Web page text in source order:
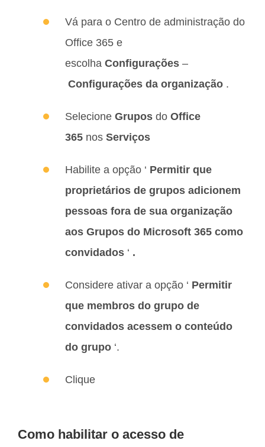
Vá para o Centro de administração do
Office 365 e
escolha Configurações –
Configurações da organização .
Selecione Grupos do Office
365 nos Serviços
Habilite a opção ‘ Permitir que
proprietários de grupos adicionem
pessoas fora de sua organização
aos Grupos do Microsoft 365 como
convidados ‘ .
Considere ativar a opção ‘ Permitir
que membros do grupo de
convidados acessem o conteúdo
do grupo ‘.
Clique
Como habilitar o acesso de